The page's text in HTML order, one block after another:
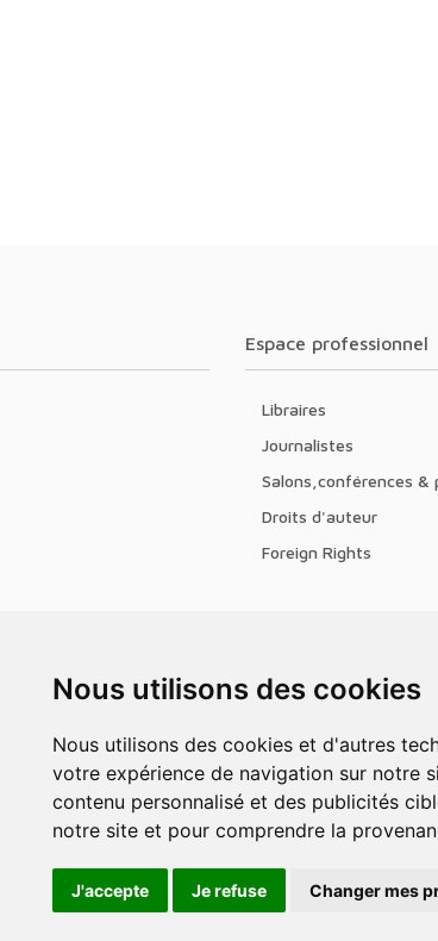
Nous utilisons des cookies
Nous utilisons des cookies et d'autres technologies de suivi pour améliorer
votre expérience de navigation sur notre
contenu personnalisé et des publicités
notre site et pour comprendre la
J'accepte Je refuse Changer mes
Espace professionnel
Libraires
Journalistes
Salons,conférences
Droits d'auteur
Foreign Rights
recevoir nos nouvelles offres,
sur les ventes et les
pouvez vous désinscrire à tout moment.
ici notre politique de protection de vos